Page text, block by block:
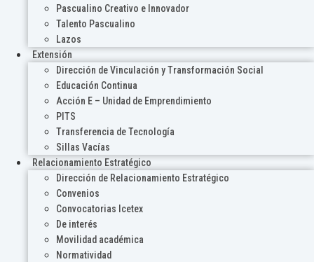
Pascualino Creativo e Innovador
Talento Pascualino
Lazos
Extensión
Dirección de Vinculación y Transformación Social
Educación Continua
Acción E – Unidad de Emprendimiento
PITS
Transferencia de Tecnología
Sillas Vacías
Relacionamiento Estratégico
Dirección de Relacionamiento Estratégico
Convenios
Convocatorias Icetex
De interés
Movilidad académica
Normatividad